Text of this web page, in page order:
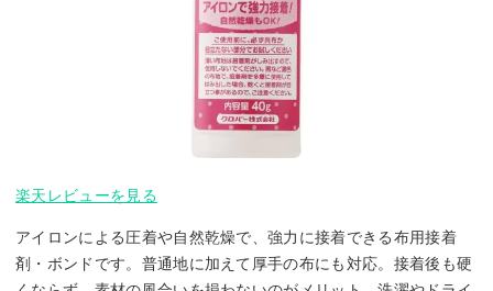
楽天レビューを見る
アイロンによる圧着や自然乾燥で、強力に接着できる布用接着
剤・ボンドです。普通地に加えて厚手の布にも対応。接着後も硬